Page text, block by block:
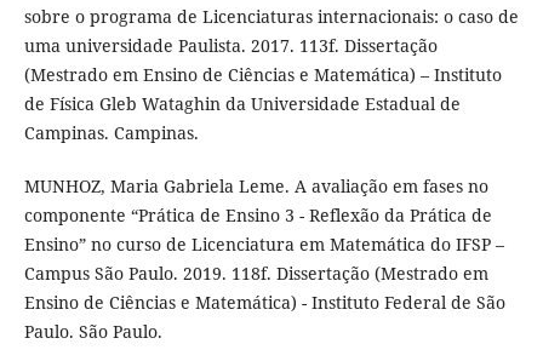
sobre o programa de Licenciaturas internacionais: o caso de
uma universidade Paulista. 2017. 113f. Dissertação
(Mestrado em Ensino de Ciências e Matemática) – Instituto
de Física Gleb Wataghin da Universidade Estadual de
Campinas. Campinas.
MUNHOZ, Maria Gabriela Leme. A avaliação em fases no
componente “Prática de Ensino 3 - Reflexão da Prática de
Ensino” no curso de Licenciatura em Matemática do IFSP –
Campus São Paulo. 2019. 118f. Dissertação (Mestrado em
Ensino de Ciências e Matemática) - Instituto Federal de São
Paulo. São Paulo.